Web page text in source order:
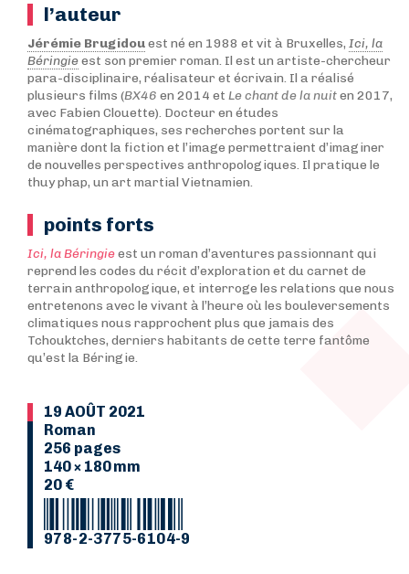
l’auteur
Jérémie Brugidouest né en 1988 et vit à Bruxelles, Ici, la
Béringieest son premier roman. Il est un artiste-chercheur
para-disciplinaire, réalisateur et écrivain. Il a réalisé
plusieurs films (BX46 en 2014 et Le chant de la nuiten 2017,
avec Fabien Clouette). Docteur en études
cinématographiques, ses recherches portent sur la
manière dont la fiction et l’image permettraient d’imaginer
de nouvelles perspectives anthropologiques. Il pratique le
thuy phap, un art martial Vietnamien.
points forts
Ici, la Béringieest un roman d’aventures passionnant qui
reprend les codes du récit d’exploration et du carnet de
terrain anthropologique, et interroge les relations que nous
entretenons avec le vivant à l’heure où les bouleversements
climatiques nous rapprochent plus que jamais des
Tchouktches, derniers habitants de cette terre fantôme
qu’est la Béringie.
19 AOÛT 2021
Roman
256 pages
140 × 180 mm
20 €
978-2-3775-6104-9